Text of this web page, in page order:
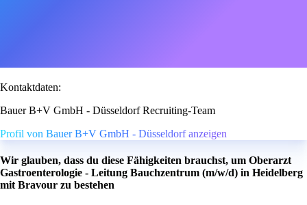
Kontaktdaten:
Bauer B+V GmbH - Düsseldorf Recruiting-Team
Profil von Bauer B+V GmbH - Düsseldorf anzeigen
Wir glauben, dass du diese Fähigkeiten brauchst, um Oberarzt
Gastroenterologie - Leitung Bauchzentrum (m/w/d) in Heidelberg
mit Bravour zu bestehen